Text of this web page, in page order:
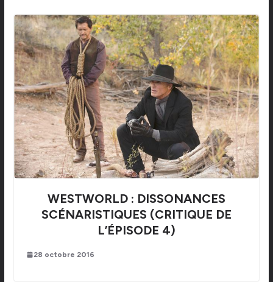
WESTWORLD : DISSONANCES
SCÉNARISTIQUES (CRITIQUE DE
L’ÉPISODE 4)
28 octobre 2016